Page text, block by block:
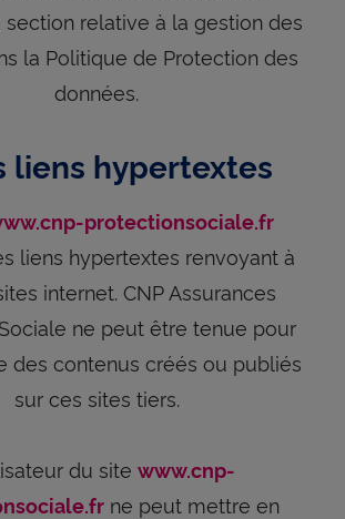
relative à la gestion des
la Politique de Protection des
données.
liens hypertextes
protectionsociale.fr
liens hypertextes renvoyant à
internet. CNP Assurances
ne peut être tenue pour
des contenus créés ou publiés
sur ces sites tiers.
du site www.cnp-
ne peut mettre en